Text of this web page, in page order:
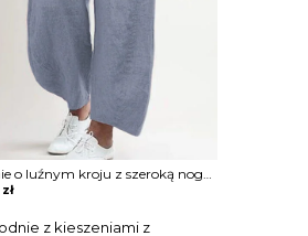
Spodnie o luźnym kroju z szeroką nogawką
zł